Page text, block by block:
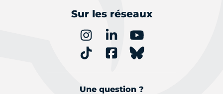
Sur les réseaux
Une question ?